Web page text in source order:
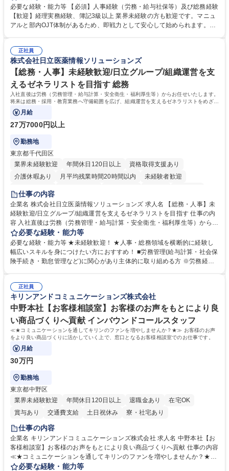
度改定などのコア業務にも挑戦できる、やりがいある環境です。 ■勤怠管
理、給与計算、社会保険手続き、年末調整等の労務管理全般 ■入退社手続
き、社内規定の改定や人事制度改定などのコア業務 ■社内イベントの企画
でも質問・相談できる環境が整っているため、安心して成長できます。 募
集職種 【森ビルG】人事・総務◆賞与5ヶ月◆年休120日◆残業少なめ◆
リモート可
必要な経験・能力等 【必須】人事経験（労務・給与社保等）及び総務経験
【歓迎】経理実務経験、簿記3級以上 業界未経験の方も歓迎です。マニュ
アルと部内OJT体制があるため、即戦力として安心して始められます。
務に挑戦できるため、自身の成長と組織への貢献度をダイレクトに実感で
きます。 残業少なめ、週1日リモート可など、ワークライフバランスを保
ち長期活躍できる環境です。 「これまでの幅広い経験を活かし、長期的な
キャリアを築きたい」という前向きな意欲と挑戦を全力で応援します。 学
歴・資格 学歴：大学院 大学 高専 短大 専修学校 高校 語学力： 資格：日商
簿記検定1級 日商簿記検定2級 日商簿記検定3級
正社員
株式会社日立医薬情報ソリューションズ
【総務・人事】未経験歓迎/日立グループ/組織運営を支
えるゼネラリストを目指す 総務
入社直後は労務（労務管理・給与計算・安全衛生・福利厚生等）からお任せいたします。
将来は総務・採用・教育業務へ守備範囲を広げ、組織運営を支えるゼネラリストをめざせ
ます。
月給
27万7000円以上
勤務地
東京都千代田区
業界未経験歓迎
年間休日120日以上
資格取得支援あり
介護休暇あり
月平均残業時間20時間以内
未経験者歓迎
住宅手当あり
育休あり
完全週休2日制 交通費支給 土日祝休み 寮・社宅あり
仕事の内容
企業名 株式会社日立医薬情報ソリューションズ 求人名 【総務・人事】未
経験歓迎/日立グループ/組織運営を支えるゼネラリストを目指す 仕事の内
容 入社直後は労務（労務管理・給与計算・安全衛生・福利厚生等）からお
任せいたします。将来は総務・採用・教育業務へ守備範囲を広げ、組織運
営を支えるゼネラリストをめざせます。 ・初期業務：労働時間管理、給与
計算、社会保険対応、福利厚生管理、安全衛生、健康経営推進等をお任せ
します。ご経験に応じて、休職者管理など、幅広く経験を積んでいただき
幅広く経験を積みたい意欲がある方に最適な環境です。 募集職種 【総
務・人事】未経験歓迎/日立グループ/組織運営を支えるゼネラリストを目
指す
必要な経験・能力等
必要な経験・能力等 ★未経験歓迎！ ★人事・総務領域を横断的に経験し
幅広いスキルを身につけたい方におすすめ！ ■労務管理(給与計算・社会保
険手続き・勤怠管理など)に関心があり主体的に取り組める方 ※労務経験
のご経験 ■労務管理（給与計算・社会保険手続き・勤怠管理など）の経験
■衛生管理者の資格をお持ちの方 学歴・資格 学歴：大学院 大学 高専 短大
専修学校 高校 語学力： 資格：
正社員
キリンアンドコミュニケーションズ株式会社
中野本社【お客様相談室】お客様のお声をもとにより良
い商品づくりへ貢献 インバウンドコールスタッフ
≪★コミュニケーションを通してキリンのファンを増やしませんか？★≫ お客様のお声
をより良い商品づくりに活かしていく上で、窓口となるお客様相談室でのお仕事です。
月給
30万円
勤務地
東京都中野区
業界未経験歓迎
年間休日120日以上 退職金あり
在宅OK
賞与あり
交通費支給 土日祝休み 寮・社宅あり
仕事の内容
企業名 キリンアンドコミュニケーションズ株式会社 求人名 中野本社【お
客様相談室】お客様のお声をもとにより良い商品づくりへ貢献 仕事の内容
≪★コミュニケーションを通してキリンのファンを増やしませんか？★≫
お客様のお声をより良い商品づくりに活かしていく上で、窓口となるお客
必要な経験・能力等